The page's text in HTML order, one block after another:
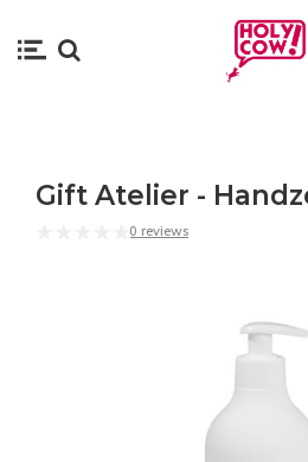
Gift Atelier -
0 reviews